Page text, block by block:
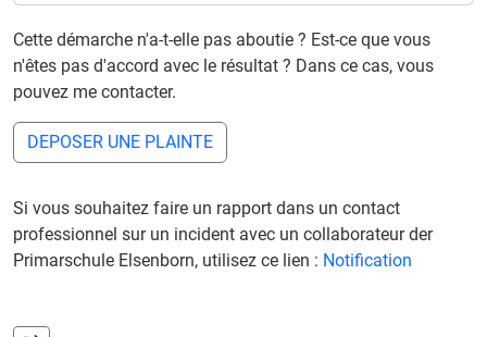
Cette démarche n'a-t-elle pas aboutie ? Est-ce que vous
n'êtes pas d'accord avec le résultat ? Dans ce cas, vous
pouvez me contacter.
DEPOSER UNE PLAINTE
Si vous souhaitez faire un rapport dans un contact
professionnel sur un incident avec un collaborateur der
Primarschule Elsenborn, utilisez ce lien : Notification